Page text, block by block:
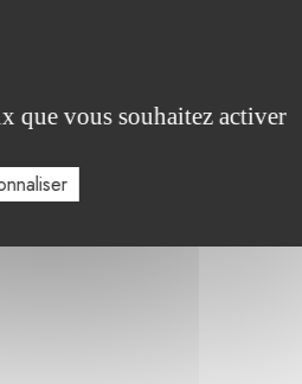
que vous souhaitez activer